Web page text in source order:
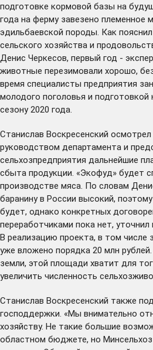
подготовке кормовой базы на
года на ферму завезено племенное
эдильбаевской породы. Как
сельского хозяйства и
Денис Черкесов, первый год -
животные перезимовали хорошо,
время специалисты предприятия
молодого поголовья и подготовкой
сезону 2020 года.
Станислав Воскресенский
руководством департамента и
сельхозпредприятия дальнейшие
сбыта продукции. «Экофуд» будет
производстве мяса. По словам
баранину в России высокий,
будет, однако конкретных
переработчиками пока нет, уточнил
В реализацию проекта, в том числе
уже вложено порядка 20 млн
земли, этой площади хватит для
увеличить численность
Станислав Воскресенский также
господдержки. «Мы внимательно
хозяйству. Не такие большие
областном бюджете, но